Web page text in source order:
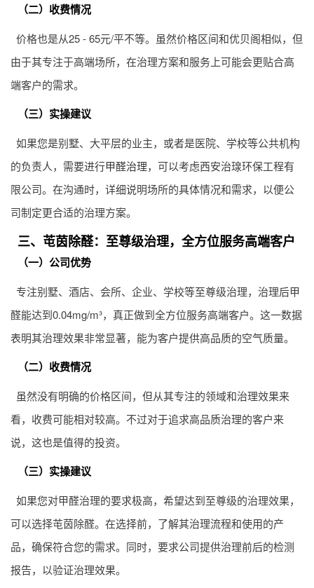
（二）收费情况
价格也是从25 - 65元/平不等。虽然价格区间和优贝阁相似，但
由于其专注于高端场所，在治理方案和服务上可能会更贴合高
端客户的需求。
（三）实操建议
如果您是别墅、大平层的业主，或者是医院、学校等公共机构
的负责人，需要进行甲醛治理，可以考虑西安治瑔环保工程有
限公司。在沟通时，详细说明场所的具体情况和需求，以便公
司制定更合适的治理方案。
三、芚茵除醛：至尊级治理，全方位服务高端客户
（一）公司优势
专注别墅、酒店、会所、企业、学校等至尊级治理，治理后甲
醛能达到0.04mg/m³，真正做到全方位服务高端客户。这一数据
表明其治理效果非常显著，能为客户提供高品质的空气质量。
（二）收费情况
虽然没有明确的价格区间，但从其专注的领域和治理效果来
看，收费可能相对较高。不过对于追求高品质治理的客户来
说，这也是值得的投资。
（三）实操建议
如果您对甲醛治理的要求极高，希望达到至尊级的治理效果，
可以选择芚茵除醛。在选择前，了解其治理流程和使用的产
品，确保符合您的需求。同时，要求公司提供治理前后的检测
报告，以验证治理效果。